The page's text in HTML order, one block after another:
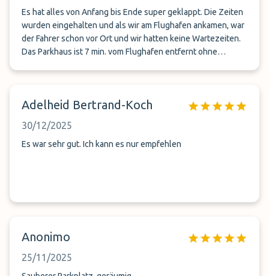
Es hat alles von Anfang bis Ende super geklappt. Die Zeiten
wurden eingehalten und als wir am Flughafen ankamen, war
der Fahrer schon vor Ort und wir hatten keine Wartezeiten.
Das Parkhaus ist 7 min. vom Flughafen entfernt ohne
Adelheid Bertrand-Koch
30/12/2025
Es war sehr gut. Ich kann es nur empfehlen
Anonimo
25/11/2025